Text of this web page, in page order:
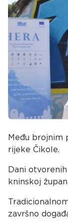
Među brojnim
rijeke Čikole.
Dani
kninskoj
završno